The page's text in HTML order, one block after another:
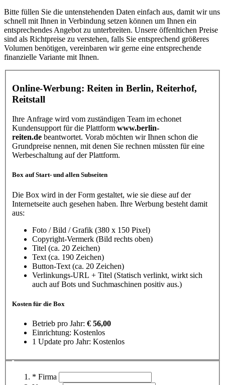
Bitte füllen Sie die untenstehenden Daten einfach aus, damit wir uns
schnell mit Ihnen in Verbindung setzen können um Ihnen ein
entsprechendes Angebot zu unterbreiten. Unsere öffenltichen Preise
sind als Richtpreise zu verstehen, falls Sie entsprechend größeres
Volumen benötigen, vereinbaren wir gerne eine entsprechende
finanzielle Variante mit Ihnen.
Online-Werbung: Reiten in Berlin, Reiterhof,
Reitstall
Ihre Anfrage wird vom zuständigen Team im echonet
Kundensupport für die Plattform www.berlin-
reiten.de beantwortet. Vorab möchten wir Ihnen schon die
Grundpreise nennen, mit denen Sie rechnen müssten für eine
Werbeschaltung auf der Plattform.
Box auf Start- und allen Subseiten
Die Box wird in der Form gestaltet, wie sie diese auf der
Internetseite auch gesehen haben. Ihre Werbung besteht damit
aus:
Foto / Bild / Grafik (380 x 150 Pixel)
Copyright-Vermerk (Bild rechts oben)
Titel (ca. 20 Zeichen)
Text (ca. 190 Zeichen)
Button-Text (ca. 20 Zeichen)
Verlinkungs-URL + Titel (Statisch verlinkt, wirkt sich
auch auf Bots und Suchmaschinen positiv aus.)
Kosten für die Box
Betrieb pro Jahr: € 56,00
Einrichtung: Kostenlos
1 Update pro Jahr: Kostenlos
* Firma